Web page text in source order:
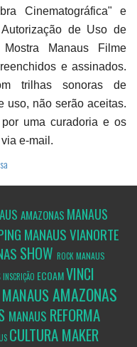
Cinematográfica" e
de Uso de
Manaus Filme
e assinados.
trilhas sonoras de
uso, não serão aceitas.
uma curadoria e os
e-mail.
AMAZONAS MANAUS
MANAUS VIANORTE
SHOW ROCKMANAUS
INSCRIÇÃO ECOAMVINCI
MANAUSAMAZONAS
MANAUS REFORMA
CULTURA MAKER